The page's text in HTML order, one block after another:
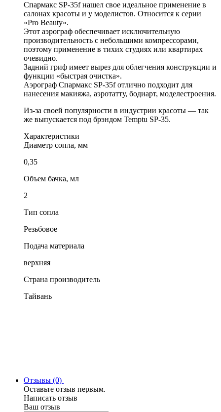
Спармакс SP-35f нашел свое идеальное применение в
салонах красоты и у моделистов. Относится к серии
«Pro Beauty».
Этот аэрограф обеспечивает исключительную
производительность с небольшими компрессорами,
поэтому применение в тихих студиях или квартирах
очевидно.
Задний гриф имеет вырез для облегчения конструкции и
функции «быстрая очистка».
Аэрограф Спармакс SP-35f отлично подходит для
нанесения макияжа, аэротатту, бодиарт, моделестроения.
Из-за своей популярности в индустрии красоты — так
же выпускается под брэндом Temptu SP-35.
Характеристики
Диаметр сопла, мм
0,35
Объем бачка, мл
2
Тип сопла
Резьбовое
Подача материала
верхняя
Страна производитель
Тайвань
Отзывы (0)
Оставьте отзыв первым.
Написать отзыв
Ваш отзыв